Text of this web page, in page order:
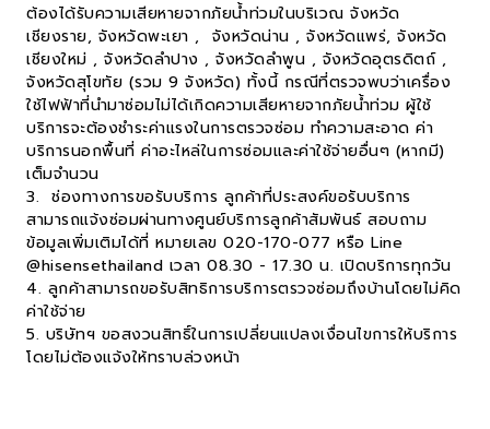
ต้องได้รับความเสียหายจากภัยน้ำท่วมในบริเวณ จังหวัด
เชียงราย, จังหวัดพะเยา , จังหวัดน่าน , จังหวัดแพร่, จังหวัด
เชียงใหม่ , จังหวัดลำปาง , จังหวัดลำพูน , จังหวัดอุตรดิตถ์ ,
จังหวัดสุโขทัย (รวม 9 จังหวัด) ทั้งนี้ กรณีที่ตรวจพบว่าเครื่อง
ใช้ไฟฟ้าที่นำมาซ่อมไม่ได้เกิดความเสียหายจากภัยน้ำท่วม ผู้ใช้
บริการจะต้องชำระค่าแรงในการตรวจซ่อม ทำความสะอาด ค่า
บริการนอกพื้นที่ ค่าอะไหล่ในการซ่อมและค่าใช้จ่ายอื่นๆ (หากมี)
เต็มจำนวน
3. ช่องทางการขอรับบริการ ลูกค้าที่ประสงค์ขอรับบริการ
สามารถแจ้งซ่อมผ่านทางศูนย์บริการลูกค้าสัมพันธ์ สอบถาม
ข้อมูลเพิ่มเติมได้ที่ หมายเลข 020-170-077 หรือ Line
@hisensethailand เวลา 08.30 - 17.30 น. เปิดบริการทุกวัน
4. ลูกค้าสามารถขอรับสิทธิการบริการตรวจซ่อมถึงบ้านโดยไม่คิด
ค่าใช้จ่าย
5. บริษัทฯ ขอสงวนสิทธิ์ในการเปลี่ยนแปลงเงื่อนไขการให้บริการ
โดยไม่ต้องแจ้งให้ทราบล่วงหน้า